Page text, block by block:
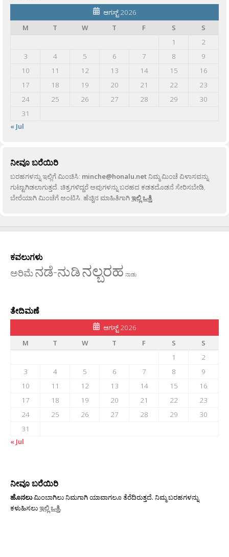
ಆಗಸ್ಟ್ 2026
M
T W T F S
S
1
2
3
4 5 6 7 8
9
10
11 12 13 14 15
16
17
18 19 20 21 22
23
24
25 26 27 28 29
30
31
« Jul
ನೀವೂ ಬರೆಯಿರಿ
ಬರಹಗಳನ್ನು ಇಲ್ಲಿಗೆ ಮಿಂಚಿಸಿ: minche@honalu.netನಿಮ್ಮ ಮಿಂಚೆ ವಿಳಾಸವನ್ನು
ಗುಟ್ಟಾಗಿಡಲಾಗುತ್ತದೆ. ಚಿತ್ರಗಳಿದ್ದರೆ ಅವುಗಳನ್ನು ಬರಹದ ಕಡತದೊಡನೆ ಸೇರಿಸಬೇಡಿ,
ಬೇರೆಯಾಗಿ ಮಿಂಚೆಗೆ ಅಂಟಿಸಿ. ಹೆಚ್ಚಿನ ಮಾಹಿತಿಗಾಗಿಇಲ್ಲಿ ಒತ್ತಿ.
ಕವಲುಗಳು
ಅರಿಮೆನಡೆ-ನುಡಿನಲ್ಬರಹ ನಾಡು
ತೇದಿಮಣೆ
ಆಗಸ್ಟ್ 2026
M
T W T F S
S
1
2
3
4 5 6 7 8
9
10
11 12 13 14 15
16
17
18 19 20 21 22
23
24
25 26 27 28 29
30
31
« Jul
ನೀವೂ ಬರೆಯಿರಿ
ಹೊನಲುಮಿಂಬಾಗಿಲು ನಿಮಗಾಗಿ ಯಾವಾಗಲೂ ತೆರೆದಿರುತ್ತದೆ. ನಿಮ್ಮ ಬರಹಗಳನ್ನು
ಕಳುಹಿಸಲುಇಲ್ಲಿ ಒತ್ತಿ.